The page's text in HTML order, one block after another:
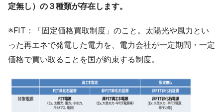
定無し）の３種類が存在します。
※FIT：「固定価格買取制度」のこと。太陽光や風力とい
った再エネで発電した電力を、電力会社が一定期間・一定
価格で買い取ることを国が約束する制度。